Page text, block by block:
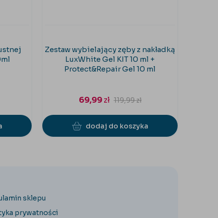
Zestaw wybielający zęby z nakładką
LuxWhite Gel KIT 10 ml +
Protect&Repair Gel 10 ml
69,99zł 119,99zł
dodaj do koszyka
sklepu
prywatności